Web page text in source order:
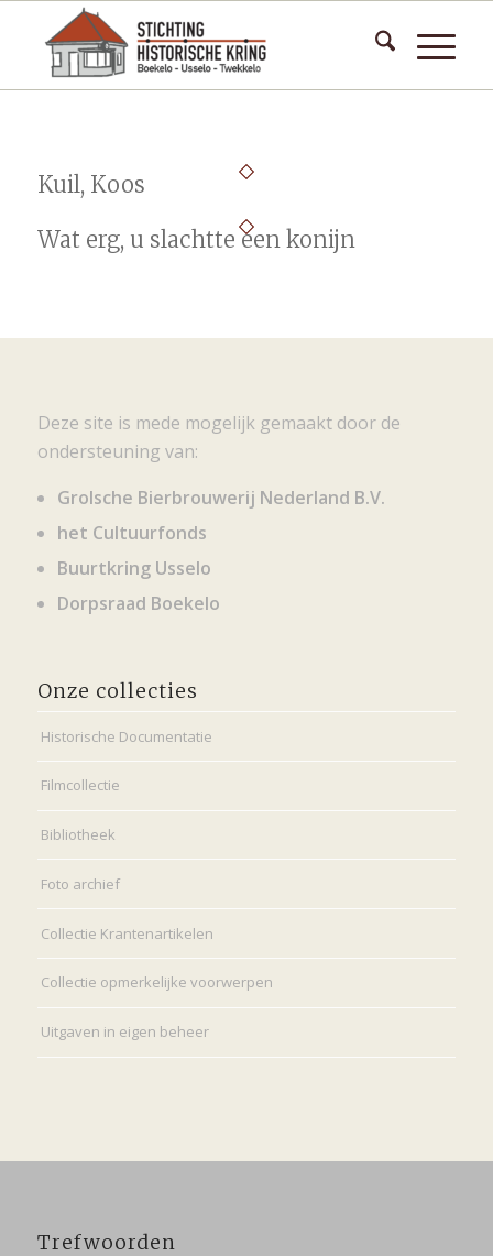
Kuil, Koos
Wat erg, u slachtte een konijn
Deze site is mede mogelijk gemaakt door de
ondersteuning van:
Grolsche Bierbrouwerij Nederland B.V.
het Cultuurfonds
Buurtkring Usselo
Dorpsraad Boekelo
Onze collecties
Historische Documentatie
Filmcollectie
Bibliotheek
Foto archief
Collectie Krantenartikelen
Collectie opmerkelijke voorwerpen
Uitgaven in eigen beheer
Trefwoorden